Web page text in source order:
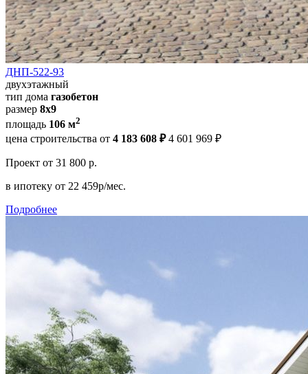
ДНП-522-93
двухэтажный
тип дома газобетон
размер 8х9
площадь 106 м2
цена строительства от 4 183 608 ₽ 4 601 969 ₽
Проект от 31 800 р.
в ипотеку от 22 459р/мес.
Подробнее